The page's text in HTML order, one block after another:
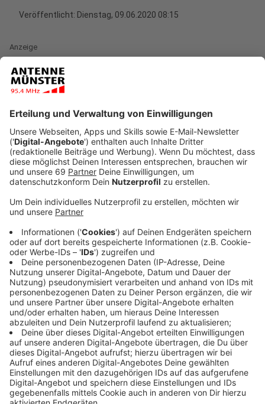
Veröffentlicht: Dienstag, 09.06.2020 08:15
Anzeige
Es hätte ein so schöner Fußball-Sommer in ganz
am Freitag, 12. Juni um 21 Uhr in Rom die EM 2020
eröffnet. In zwölf Städten in ganze Europa wäre der
Wettbewerb ausgetragen worden und in Deutschland
wären zu den Spielen der Nationalelf die Fanmeilen
wieder gefüllt. Doch es kam alles anders. Die Corona-
Pandemie zwang die UEFA, die Europameisterschaft
auf 2021 zu verschieben.
Anzeige
Deutschland hat mit Frankreich und Portugal eine
Mega-Gruppe erwischt. Die Mannschaft von
Bundestrainer Joachim Löw galt und gilt immer noch
zum Favoritenkreis auf den Titel. Neben dem DFB
zählen auch Frankreich, England, Belgien, Spanien und
auch wieder Italien zu den Teams, die die EM hätten
gewinnen können. Oder doch jemand anders? Das
wollen wir von euch wissen: Wer wäre eurer Meinung
nach im Sommer 2020 Europameister geworden?
Stimmt in unserem Voting ab.